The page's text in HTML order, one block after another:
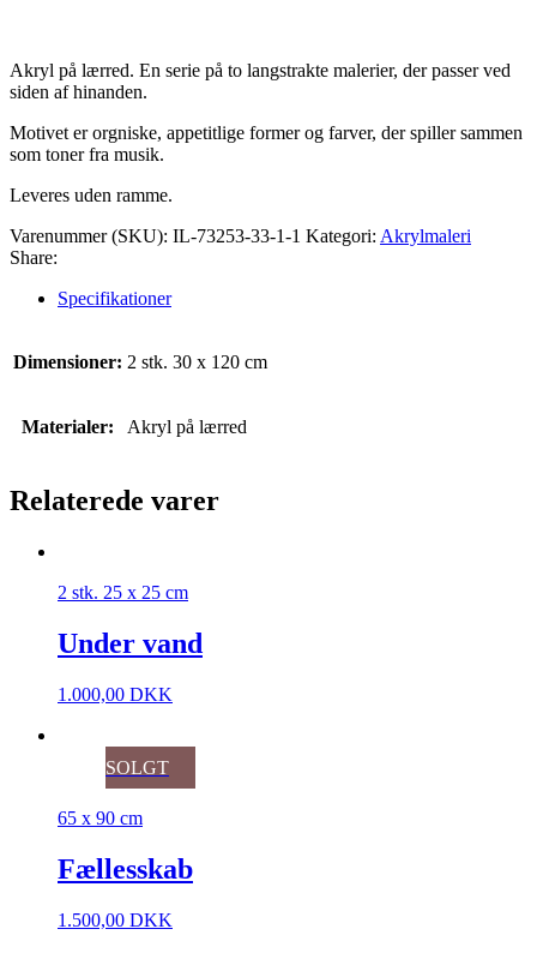
Akryl på lærred. En serie på to langstrakte malerier, der passer ved
siden af hinanden.
Motivet er orgniske, appetitlige former og farver, der spiller sammen
som toner fra musik.
Leveres uden ramme.
Varenummer (SKU): IL-73253-33-1-1 Kategori: Akrylmaleri
Share:
Specifikationer
Dimensioner: 2 stk. 30 x 120 cm
Materialer: Akryl på lærred
Relaterede varer
2 stk. 25 x 25 cm
Under vand
1.000,00 DKK
SOLGT
65 x 90 cm
Fællesskab
1.500,00 DKK